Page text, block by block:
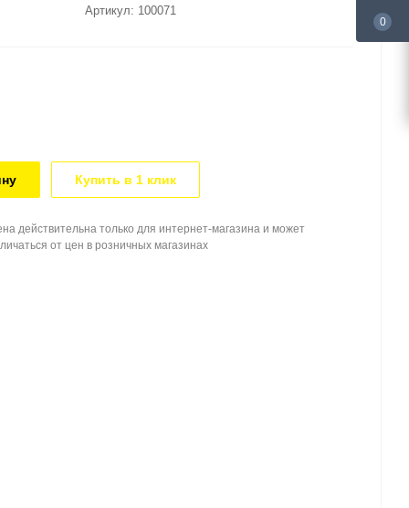
Артикул: 100071
Купить в 1 клик
действительна только для интернет-магазина и может
от цен в розничных магазинах
0